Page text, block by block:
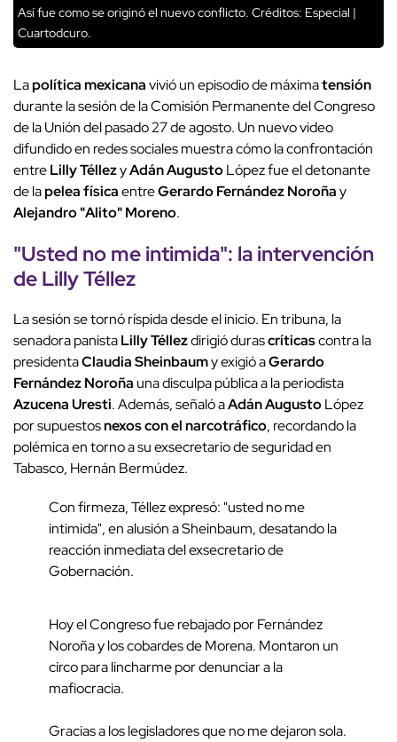
Así fue como se originó el nuevo conflicto. Créditos: Especial |
Cuartodcuro.
Lapolítica mexicanavivió un episodio de máximatensión
durante la sesión de la Comisión Permanente del Congreso
de la Unión del pasado 27 de agosto. Un nuevo video
difundido en redes sociales muestra cómo la confrontación
entreLilly TéllezyAdán AugustoLópez fue el detonante
de lapelea físicaentreGerardo Fernández Noroñay
Alejandro "Alito" Moreno.
"Usted no me intimida": la intervención
deLilly Téllez
La sesión se tornó ríspida desde el inicio. En tribuna, la
senadora panistaLilly Téllezdirigió durascríticascontra la
presidentaClaudia Sheinbaumy exigió aGerardo
Fernández Noroña una disculpa pública a la periodista
Azucena Uresti. Además, señaló aAdán AugustoLópez
por supuestosnexos con el narcotráfico, recordando la
polémica en torno a su exsecretario de seguridad en
Tabasco, Hernán Bermúdez.
Con firmeza, Téllez expresó: "usted no me
intimida", en alusión a Sheinbaum, desatando la
reacción inmediata del exsecretario de
Gobernación.
Hoy el Congreso fue rebajado por Fernández
Noroña y los cobardes de Morena. Montaron un
circo para lincharme por denunciar a la
mafiocracia.
Gracias a los legisladores que no me dejaron sola.